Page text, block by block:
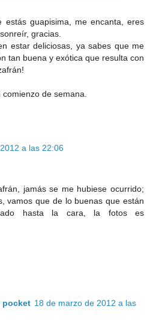
estás guapisima, me encanta, eres
gracias.
estar deliciosas, ya sabes que me
tan buena y exótica que resulta con
de semana.
a las 22:06
jamás se me hubiese ocurrido;
vamos que de lo buenas que están
hasta la cara, la fotos es
pocket 18 de marzo de 2012 a las